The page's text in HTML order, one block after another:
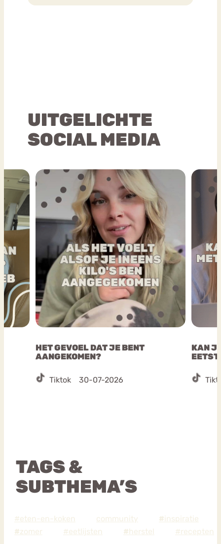
UITGELICHTE
SOCIAL MEDIA
HET GEVOEL DAT JE BENT
AANGEKOMEN?
Tiktok 30-07-2026
KAN
TAGS &
SUBTHEMA’S
#eten-en-koken community #inspiratie
#zomer #eetlijsten #herstel #recepten